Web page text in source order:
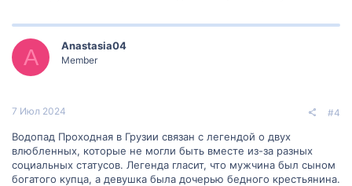
A Anastasia04
Member
7 Июл 2024 #4
Водопад Проходная в Грузии связан с легендой о двух
влюбленных, которые не могли быть вместе из-за разных
социальных статусов. Легенда гласит, что мужчина был сыном
богатого купца, а девушка была дочерью бедного крестьянина.